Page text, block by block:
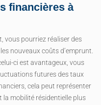
financières à
vous pourriez réaliser des
nouveaux coûts d’emprunt.
ci est avantageux, vous
futures des taux
cela peut représenter
mobilité résidentielle plus